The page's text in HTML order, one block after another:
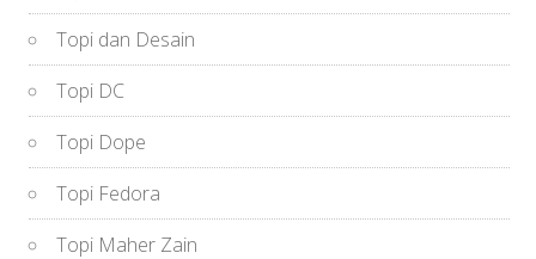
Topi dan Desain
Topi DC
Topi Dope
Topi Fedora
Topi Maher Zain